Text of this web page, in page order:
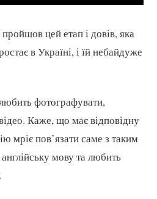
цей етап і довів, яка
в Україні, і їй небайдуже
фотографувати,
Каже, що має відповідну
мріє пов’язати саме з таким
мову та любить